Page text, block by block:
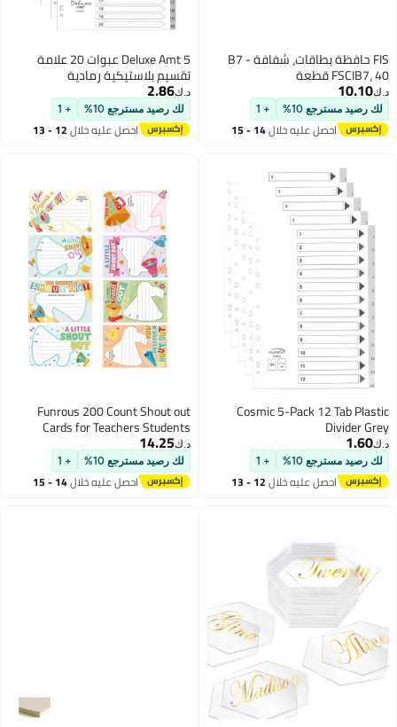
FIS حافظة بطاقات، شفافة B7 -
FSCIB7، 40 قطعة
د.ك‏10.10
لك رصيد مسترجع 10% + 1
احصل عليه خلال 14 - 15
Deluxe Amt 5 عبوات 20 علامة
تقسيم بلاستيكية رمادية
د.ك‏2.86
لك رصيد مسترجع 10% + 1
احصل عليه خلال 12 - 13
Cosmic 5-Pack 12 Tab Plastic
Divider Grey
د.ك‏1.60
لك رصيد مسترجع 10% + 1
احصل عليه خلال 12 - 13
Funrous 200 Count Shout out
Cards for Teachers Students
Employees Office Staff
Appreciation and Recognition
Reward Cards Positive
Appreciation Postcards for School
د.ك‏14.25
لك رصيد مسترجع 10% + 1
احصل عليه خلال 14 - 15